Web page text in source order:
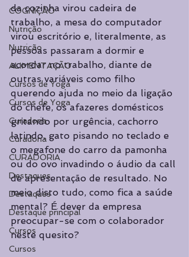
COGNIÇÃO
Nutrição
Nutrição
ALIMENTAÇÃO
Cursos de Yoga
Cursos de Yoga
Curadoria
Curadoria
CURADORIA
Destaques
Destaques
Destaque principal
Cursos
Cursos
da cozinha virou cadeira de
trabalho, a mesa do computador
virou escritório e, literalmente, as
pessoas passaram a dormir e
acordar no trabalho, diante de
outras variáveis como filho
querendo ajuda no meio da ligação
do chefe, os afazeres domésticos
gritando por urgência, cachorro
latindo, gato pisando no teclado e
o megafone do carro da pamonha
ou do ovo invadindo o áudio da call
de apresentação de resultado. No
meio disto tudo, como fica a saúde
mental? É dever da empresa
preocupar-se com o colaborador
neste quesito?